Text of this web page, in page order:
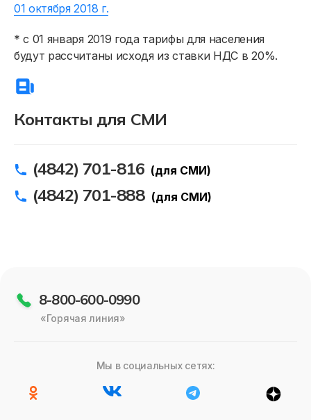
Контакты для СМИ
(4842) 701-816 (для СМИ)
(4842) 701-888 (для СМИ)
01 октября 2018 г.
* с 01 января 2019 года тарифы для населения
будут рассчитаны исходя из ставки НДС в 20%.
8-800-600-0990
«Горячая линия»
Мы в социальных сетях:
Должникам
Онлайн-сервисы